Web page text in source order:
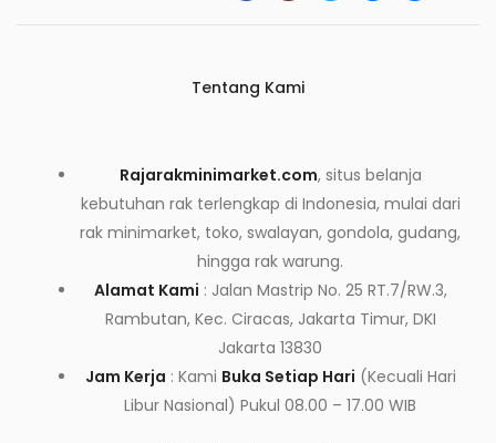
Tentang Kami
Rajarakminimarket.com, situs belanja
kebutuhan rak terlengkap di Indonesia, mulai dari
rak minimarket, toko, swalayan, gondola, gudang,
hingga rak warung.
Alamat Kami : Jalan Mastrip No. 25 RT.7/RW.3,
Rambutan, Kec. Ciracas, Jakarta Timur, DKI
Jakarta 13830
Jam Kerja : Kami Buka Setiap Hari (Kecuali Hari
Libur Nasional) Pukul 08.00 – 17.00 WIB